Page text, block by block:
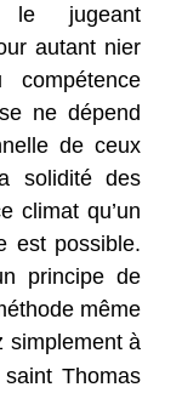
jugeant
autant nier
ne dépend
de ceux
solidité des
climat qu’un
est possible.
principe de
même
simplement à
Thomas